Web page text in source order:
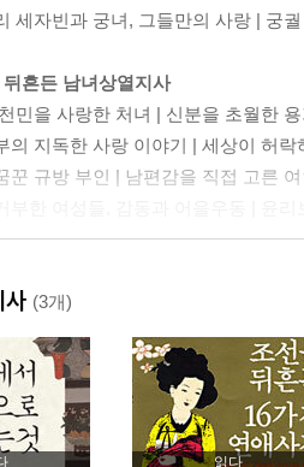
세자빈과 궁녀, 그들만의 사랑 | 궁
흔든 남녀상열지사
민을 사랑한 처녀 | 신분을 초월한
의 지독한 사랑 이야기 | 세상이 허락
꾼 규방 부인 | 남편감을 직접 고른
흔든 연애기담
냐, 부도덕한 간통이냐 | 조선시대
을 빼앗은 사대부의 최후 | 어느 사대
두를 유린한 별종 | 양성을 넘나든
아기를 낳은 사연 | 영조시대에 일
놓고 싸운 선비들 | 연애 스캔들을
사 (3개)
읽다